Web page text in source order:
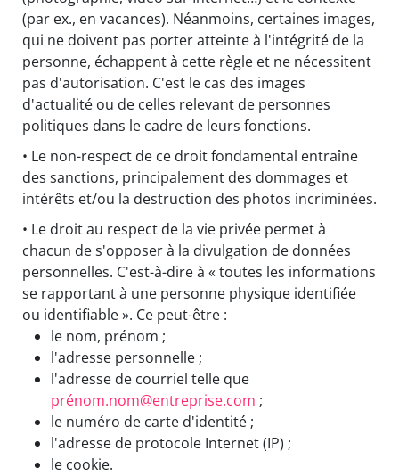
(par ex., en vacances). Néanmoins, certaines images,
qui ne doivent pas porter atteinte à l'intégrité de la
personne, échappent à cette règle et ne nécessitent
pas d'autorisation. C'est le cas des images
d'actualité ou de celles relevant de personnes
politiques dans le cadre de leurs fonctions.
• Le non-respect de ce droit fondamental entraîne
des sanctions, principalement des dommages et
intérêts et/ou la destruction des photos incriminées.
• Le droit au respect de la vie privée permet à
chacun de s'opposer à la divulgation de données
personnelles. C'est-à-dire à « toutes les informations
se rapportant à une personne physique identifiée
ou identifiable ». Ce peut-être :
le nom, prénom ;
l'adresse personnelle ;
l'adresse de courriel telle que
prénom.nom@entreprise.com ;
le numéro de carte d'identité ;
l'adresse de protocole Internet (IP) ;
le cookie.